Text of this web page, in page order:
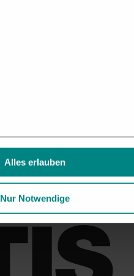
Alles erlauben
Nur Notwendige